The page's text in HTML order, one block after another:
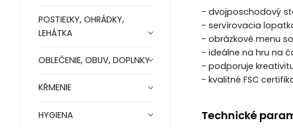
POSTIEĽKY, OHRÁDKY,
LEHÁTKA
OBLEČENIE, OBUV, DOPLNKY
KŔMENIE
HYGIENA
- dvojposchodový
- servírovacia
- obrázkové menu
- ideálne na hru na
- podporuje
- kvalitné FSC
Technické